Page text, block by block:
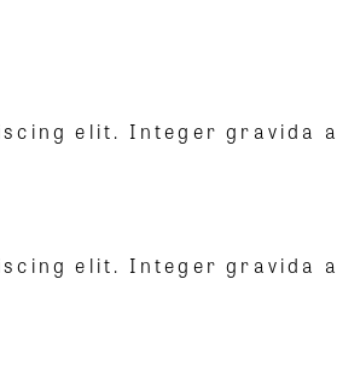
elit. Integer gravida
elit. Integer gravida